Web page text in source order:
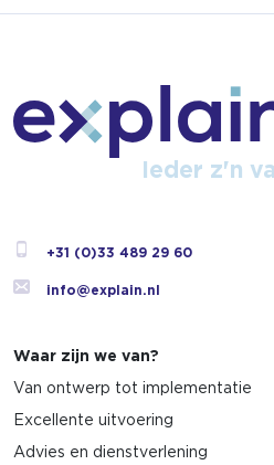
Ieder z'n
+31 (0)33 489 29 60
info@explain.nl
Waar zijn we van?
Van ontwerp tot implementatie
Excellente uitvoering
Advies en dienstverlening